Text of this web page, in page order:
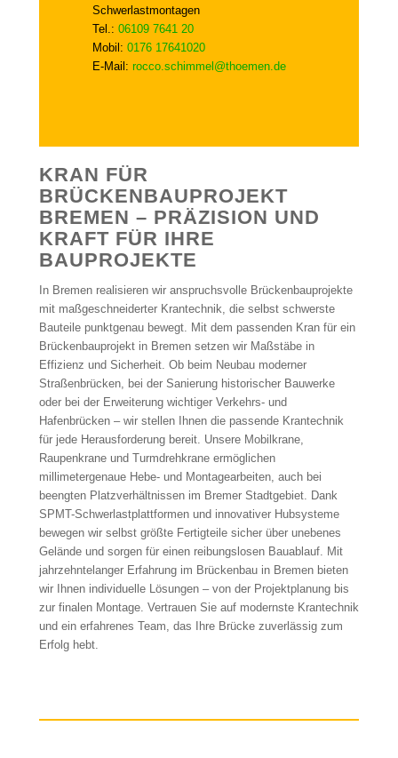
Schwerlastmontagen
Tel.: 06109 7641 20
Mobil: 0176 17641020
E-Mail: rocco.schimmel@thoemen.de
KRAN FÜR
BRÜCKENBAUPROJEKT
BREMEN – PRÄZISION UND
KRAFT FÜR IHRE
BAUPROJEKTE
In Bremen realisieren wir anspruchsvolle Brückenbauprojekte
mit maßgeschneiderter Krantechnik, die selbst schwerste
Bauteile punktgenau bewegt. Mit dem passenden Kran für ein
Brückenbauprojekt in Bremen setzen wir Maßstäbe in
Effizienz und Sicherheit. Ob beim Neubau moderner
Straßenbrücken, bei der Sanierung historischer Bauwerke
oder bei der Erweiterung wichtiger Verkehrs- und
Hafenbrücken – wir stellen Ihnen die passende Krantechnik
für jede Herausforderung bereit. Unsere Mobilkrane,
Raupenkrane und Turmdrehkrane ermöglichen
millimetergenaue Hebe- und Montagearbeiten, auch bei
beengten Platzverhältnissen im Bremer Stadtgebiet. Dank
SPMT-Schwerlastplattformen und innovativer Hubsysteme
bewegen wir selbst größte Fertigteile sicher über unebenes
Gelände und sorgen für einen reibungslosen Bauablauf. Mit
jahrzehntelanger Erfahrung im Brückenbau in Bremen bieten
wir Ihnen individuelle Lösungen – von der Projektplanung bis
zur finalen Montage. Vertrauen Sie auf modernste Krantechnik
und ein erfahrenes Team, das Ihre Brücke zuverlässig zum
Erfolg hebt.